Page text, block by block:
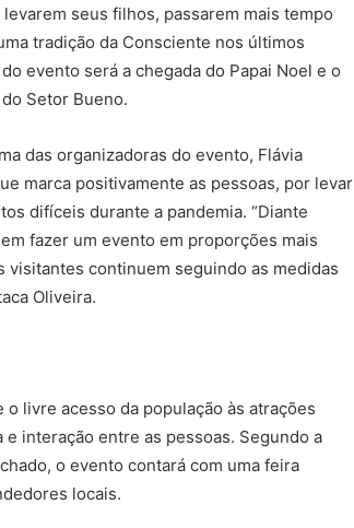
seus filhos, passarem mais tempo
tradição da Consciente nos últimos
evento será a chegada do Papai Noel e o
Setor Bueno.
das organizadoras do evento, Flávia
marca positivamente as pessoas, por levar
difíceis durante a pandemia. “Diante
fazer um evento em proporções mais
visitantes continuem seguindo as medidas
Oliveira.
livre acesso da população às atrações
interação entre as pessoas. Segundo a
o evento contará com uma feira
locais.